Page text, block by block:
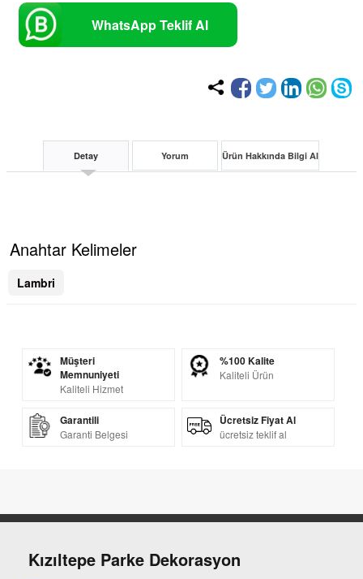
WhatsApp Teklif Al
Detay Yorum Ürün Hakkında Bilgi Al
Anahtar Kelimeler
Lambri
Müşteri
Memnuniyeti
Kaliteli Hizmet
%100 Kalite
Kaliteli Ürün
Garantili
Garanti Belgesi
Ücretsiz Fiyat Al
ücretsiz teklif al
Kızıltepe Parke Dekorasyon